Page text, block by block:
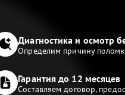
Диагностика и осмотр
Определим причину
Гарантия до 12 месяцев
Составляем договор,